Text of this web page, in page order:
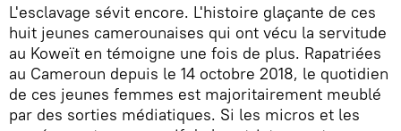
L'esclavage sévit encore. L'histoire glaçante de ces
huit jeunes camerounaises qui ont vécu la servitude
au Koweït en témoigne une fois de plus. Rapatriées
au Cameroun depuis le 14 octobre 2018, le quotidien
de ces jeunes femmes est majoritairement meublé
par des sorties médiatiques. Si les micros et les